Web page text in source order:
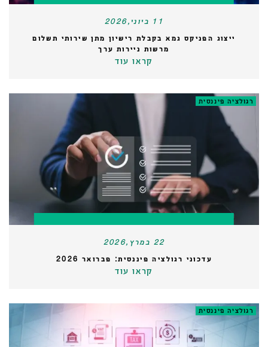
11 ביוני,2026
ייצוג הפניקס גמא בקבלת רישיון מתן שירותי תשלום
מרשות ניירות ערך
קראו עוד
רגולציה פיננסית
22 במרץ,2026
עדכוני רגולציה פיננסית: פברואר 2026
קראו עוד
רגולציה פיננסית